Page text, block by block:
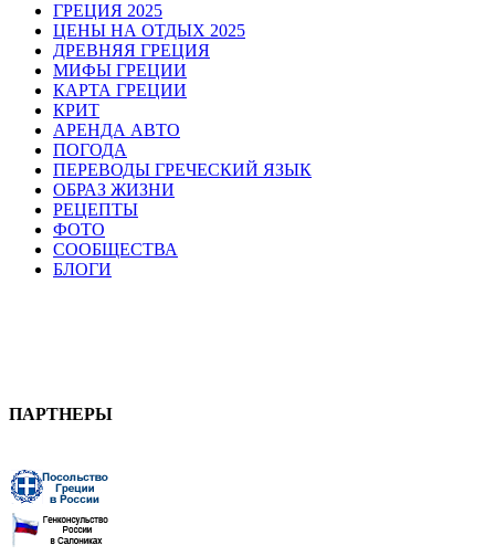
ГРЕЦИЯ 2025
ЦЕНЫ НА ОТДЫХ 2025
ДРЕВНЯЯ ГРЕЦИЯ
МИФЫ ГРЕЦИИ
КАРТА ГРЕЦИИ
КРИТ
АРЕНДА АВТО
ПОГОДА
ПЕРЕВОДЫ ГРЕЧЕСКИЙ ЯЗЫК
ОБРАЗ ЖИЗНИ
РЕЦЕПТЫ
ФОТО
СООБЩЕСТВА
БЛОГИ
ПАРТНЕРЫ